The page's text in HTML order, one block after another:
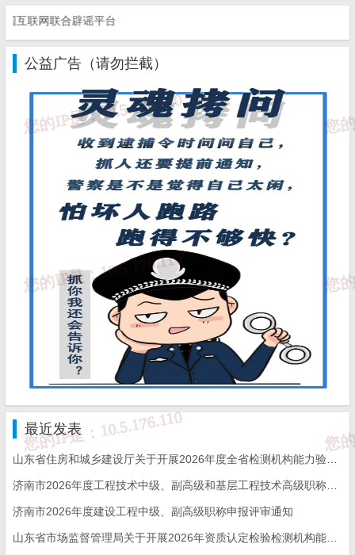
上述提交材料均需加盖检验检测机构(法人单位)公章。
2、非独立法人检验检测机构CMA认证所需申请资料:
非独立法人在准备实验室CMA认证资料时，处理以上独
立法人需要准备的材料外，还需要额外准备以下材料：
法人授权文件(1份)
检验检测机构设立批文(1份)
最高管理者的任命文件(1份)
上述实验室CMA认证中所需要的提交材料都是需要加盖
公章的。变更申请所需的资料班长在这里就不一一列举
了，实验室的地址变更，名称变更，法人性质变更，取消
检验检测能力等所需材料都不一样。
办理流程
（一）申请资质认定的检验检测机构向国家认监委提交书面申请和
网联合辟谣平台
公益广告（请勿拦截）
最近发表
济南市2026年度建设工程中级、副高级职称申报评审通知